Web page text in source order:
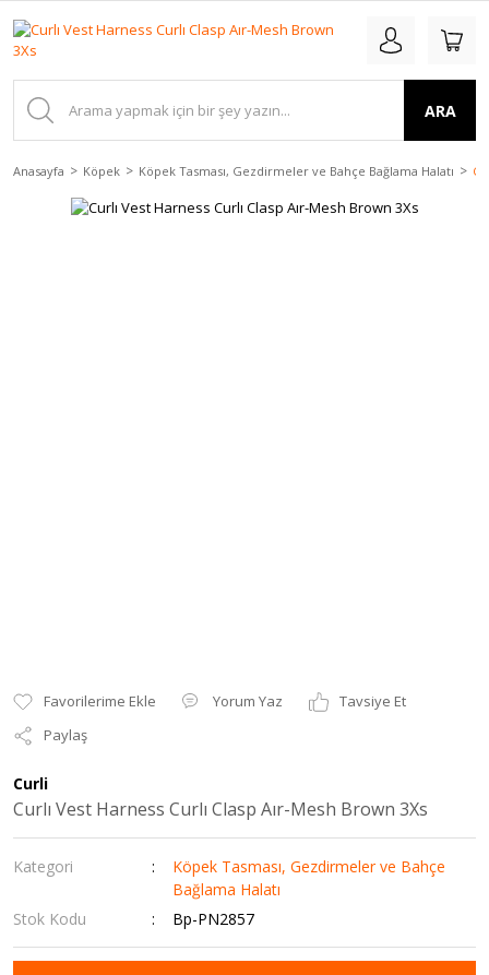
ARA
Anasayfa Köpek Köpek Tasması, Gezdirmeler ve Bahçe Bağlama Halatı
Yorum Yaz
Tavsiye Et
Paylaş
Curli
Curlı Vest Harness Curlı Clasp Aır-Mesh Brown 3Xs
Kategori
Köpek Tasması, Gezdirmeler ve Bahçe
Bağlama Halatı
Stok Kodu
Bp-PN2857